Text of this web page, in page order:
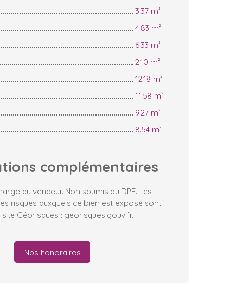
3.37 m²
4.83 m²
6.33 m²
2.10 m²
12.18 m²
11.58 m²
9.27 m²
8.54 m²
complémentaires
du vendeur. Non soumis au DPE. Les
risques auxquels ce bien est exposé sont
Géorisques : georisques.gouv.fr.
Nos honoraires